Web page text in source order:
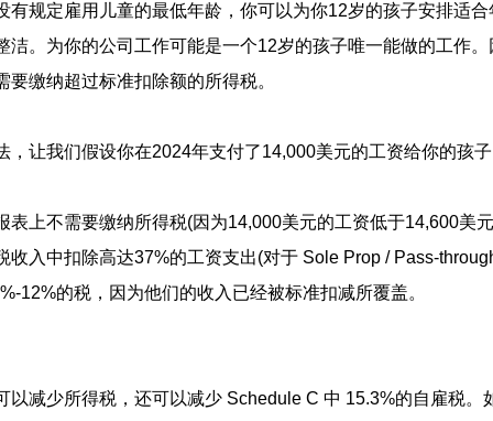
有规定雇用儿童的最低年龄，你可以为你12岁的孩子安排适
洁。为你的公司工作可能是一个12岁的孩子唯一能做的工作
缴纳超过标准扣除额的所得税。
，让我们假设你在2024年支付了14,000美元的工资给你的孩
表上不需要缴纳所得税(因为14,000美元的工资低于14,600美
收入中扣除高达37%的工资支出(对于 Sole Prop / Pass-
12%的税，因为他们的收入已经被标准扣减所覆盖。
以减少所得税，还可以减少 Schedule C 中 15.3%的自雇税。